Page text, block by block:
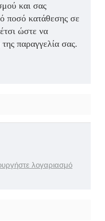
και σας
ποσό κατάθεσης σε
ώστε να
παραγγελία σας.
λογαριασμό